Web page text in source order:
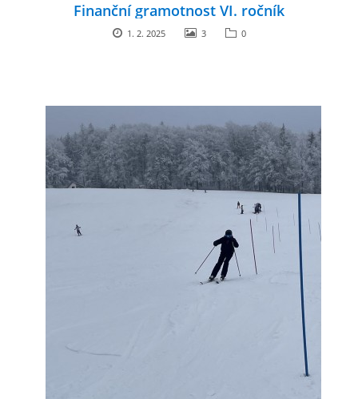
Finanční gramotnost VI. ročník
1. 2. 2025 3 0